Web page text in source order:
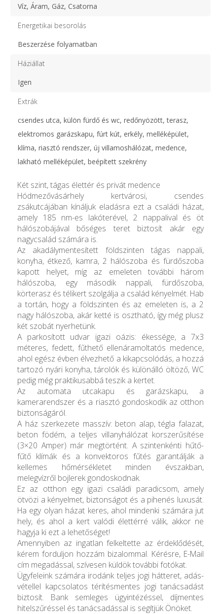
Víz, Áram, Gáz, Csatorna
Energetikai besorolás
Beszerzése folyamatban
Háziállat
Igen
Extrák
csendes utca, külön fürdő és wc, redőnyözött, terasz,
elektromos garázskapu, fúrt kút, erkély, melléképület,
klíma, riasztó rendszer, új villamoshálózat, medence,
lakható melléképület, beépített szekrény
Két szint, tágas élettér és privát medence
Hódmezővásárhely kertvárosi, csendes
zsákutcájában kínáljuk eladásra ezt a családi házat,
amely 185 nm-es lakóterével, 2 nappalival és öt
hálószobájával bőséges teret biztosít akár egy
nagycsalád számára is.
Az akadálymentesített földszinten tágas nappali,
konyha, étkező, kamra, 2 hálószoba és fürdőszoba
kapott helyet, míg az emeleten további három
hálószoba, egy második nappali, fürdőszoba,
körterasz és télikert szolgálja a család kényelmét. Hab
a tortán, hogy a földszinten és az emeleten is, a 2
nagy hálószoba, akár ketté is osztható, így még plusz
két szobát nyerhetünk.
A parkosított udvar igazi oázis: ékessége, a 7x3
méteres, fedett, fűthető ellenáramoltatós medence,
ahol egész évben élvezhető a kikapcsolódás, a hozzá
tartozó nyári konyha, tárolók és különálló öltöző, WC
pedig még praktikusabbá teszik a kertet.
Az automata utcakapu és garázskapu, a
kamerarendszer és a riasztó gondoskodik az otthon
biztonságáról.
A ház szerkezete masszív: beton alap, tégla falazat,
beton födém, a teljes villanyhálózat korszerűsítése
(3×20 Amper) már megtörtént. A szintenkénti hűtő-
fűtő klímák és a konvektoros fűtés garantálják a
kellemes hőmérsékletet minden évszakban,
melegvízről bojlerek gondoskodnak.
Ez az otthon egy igazi családi paradicsom, amely
ötvözi a kényelmet, biztonságot és a pihenés luxusát.
Ha egy olyan házat keres, ahol mindenki számára jut
hely, és ahol a kert valódi élettérré válik, akkor ne
hagyja ki ezt a lehetőséget!
Amennyiben az ingatlan felkeltette az érdeklődését,
kérem forduljon hozzám bizalommal. Kérésre, E-Mail
cím megadással, szívesen küldök további fotókat.
Ügyfeleink számára irodánk teljes jogi hátteret, adás-
vétellel kapcsolatos térítésmentes jogi tanácsadást
biztosít. Bank semleges ügyintézéssel, díjmentes
hitelszűréssel és tanácsadással is segítjük Önöket.